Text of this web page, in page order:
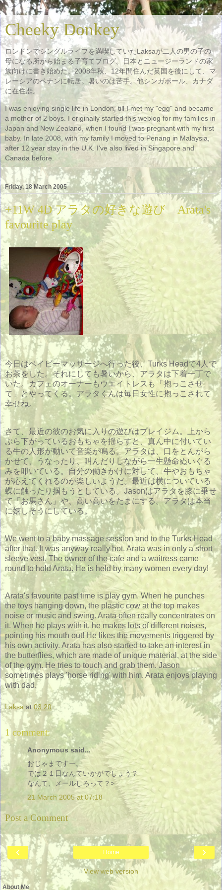
Cheeky Donkey
ロンドンでシングルライフを満喫していたLaksaが二人の男の子の
母になる所から始まる子育てブログ。日本とニュージーランドの家
族向けに書き始めた。2008年秋、12年間住んだ英国を後にして、マ
レーシアのペナンに転居。暑いのは苦手。他シンガポール、カナダ
に在住歴。
I was enjoying single life in London, till I met my "egg" and became
a mother of 2 boys. I originally started this weblog for my families in
Japan and New Zealand, when I found I was pregnant with my first
baby. In late 2008, with my family I moved to Penang in Malaysia,
after 12 year stay in the U.K. I've also lived in Singapore and
Canada before.
Friday, 18 March 2005
+11W 4D アラタの好きな遊び Arata's
favourite play
今日はベイビーマッサージへ行った後、Turks Headで4人で
お茶をした。それにしても暑いから、アラタは下着一丁で
いた。カフェのオーナーもウエイトレスも「抱っこさせ
て」とやってくる。アラタくんは毎日女性に抱っこされて
幸せね。
さて、最近の彼のお気に入りの遊びはプレイジム。上から
ぶら下がっているおもちゃを揺らすと、真ん中に付いてい
る牛の人形が動いて音楽が鳴る。アラタは、口をとんがら
かせて、うなったり、叫んだりしながら一生懸命ぬいぐる
みを叩いている。自分の働きかけに対して、牛やおもちゃ
が応えてくれるのが楽しいようだ。最近は横についている
蝶に触ったり掴もうとしている。Jasonはアラタを膝に乗せ
て「お馬さん」や、高い高いをたまにする。アラタは本当
に嬉しそうにしている。
We went to a baby massage session and to the Turks Head
after that. It was anyway really hot. Arata was in only a short
sleeve vest. The owner of the cafe and a waitress came
round to hold Arata. He is held by many women every day!
Arata's favourite past time is play gym. When he punches
the toys hanging down, the plastic cow at the top makes
noise or music and swing. Arata often really concentrates on
it. When he plays with it, he makes lots of different noises,
pointing his mouth out! He likes the movements triggered by
his own activity. Arata has also started to take an interest in
the butterflies, which are made of unique material, at the side
of the gym. He tries to touch and grab them. Jason
sometimes plays 'horse riding' with him. Arata enjoys playing
with dad.
Laksa at 03:20
1 comment:
Anonymous said...
おじゃまですー。
では２１日なんていかがでしょう？
なんて、メールしろって？>
21 March 2005 at 07:18
Post a Comment
‹ ›
Home
View web version
About Me